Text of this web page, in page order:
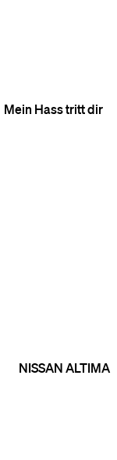
Mein Hass tritt dir
NISSAN ALTIMA